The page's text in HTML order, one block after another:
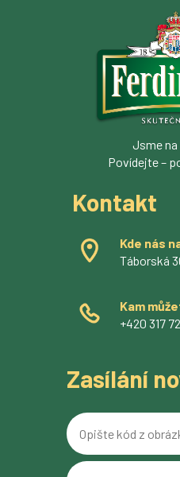
Jsme
Povídejte –
Kontakt
Kde nás
Táborská
Kam
+420 317
Zasílání
Opište
kód